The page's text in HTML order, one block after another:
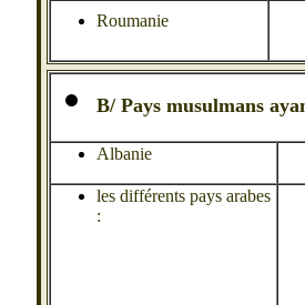
Roumanie
B/ Pays musulmans
Albanie
les différents pays arabes
: